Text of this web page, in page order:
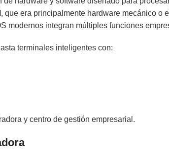
, que era principalmente hardware mecánico o
modernos integran múltiples funciones
terminales inteligentes con:
y centro de gestión empresarial.